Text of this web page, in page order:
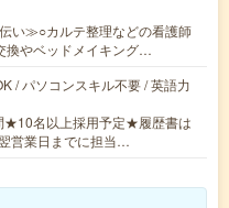
い≫○カルテ整理などの看護師
換やベッドメイキング…
/ パソコンスキル不要 / 英語力
★10名以上採用予定★履歴書は
営業日までに担当…